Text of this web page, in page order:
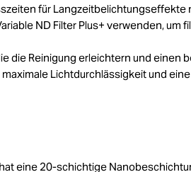
für Langzeitbelichtungseffekte
ND Filter Plus+ verwenden, um
die Reinigung erleichtern und einen
Lichtdurchlässigkeit und
eine 20-schichtige